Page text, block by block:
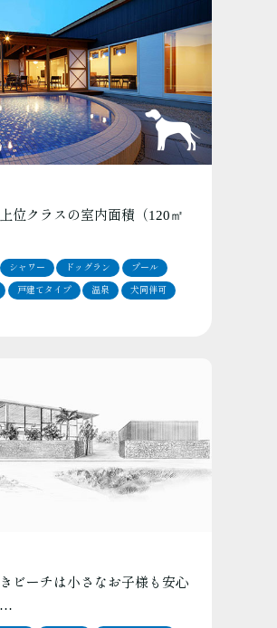
位クラスの室内面積（120㎡
シャワー ドッグラン プール
戸建てタイプ 温泉 犬同伴可
ビーチは小さなお子様も安心
…